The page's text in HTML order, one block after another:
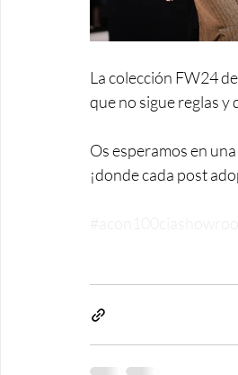
La colección FW24
que no sigue reglas y
Os esperamos en
¡donde cada post